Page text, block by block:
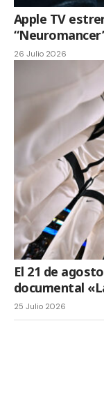
Apple TV
26 Julio 2026
El 21 de
documental
25 Julio 2026